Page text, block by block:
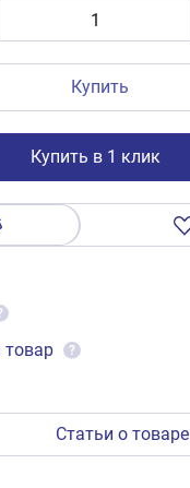
Купить
Купить в 1 клик
товар ?
Статьи о товаре